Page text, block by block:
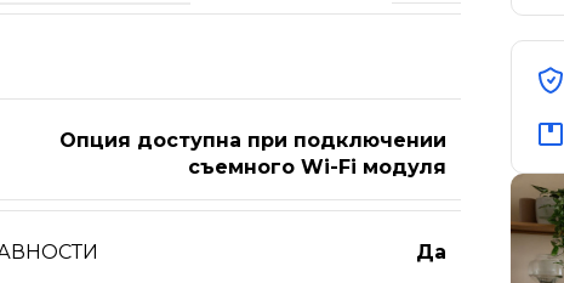
Опция доступна при подключении
съемного Wi-Fi модуля
Да